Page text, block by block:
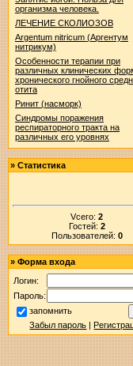
организма человека.
ЛЕЧЕНИЕ СКОЛИОЗОВ
Argentum nitricum (Аргентум
нитрикум)
Особенности терапии при
различных клинических
хронического гнойного
отита
Ринит (насморк)
Синдромы поражения
респираторного тракта на
различных его уровнях
» Статистика
Vсего:2
Гостей: 2
Пользователей: 0
» Форма входа
Логин:
Пароль:
запомнить
Забыл пароль |